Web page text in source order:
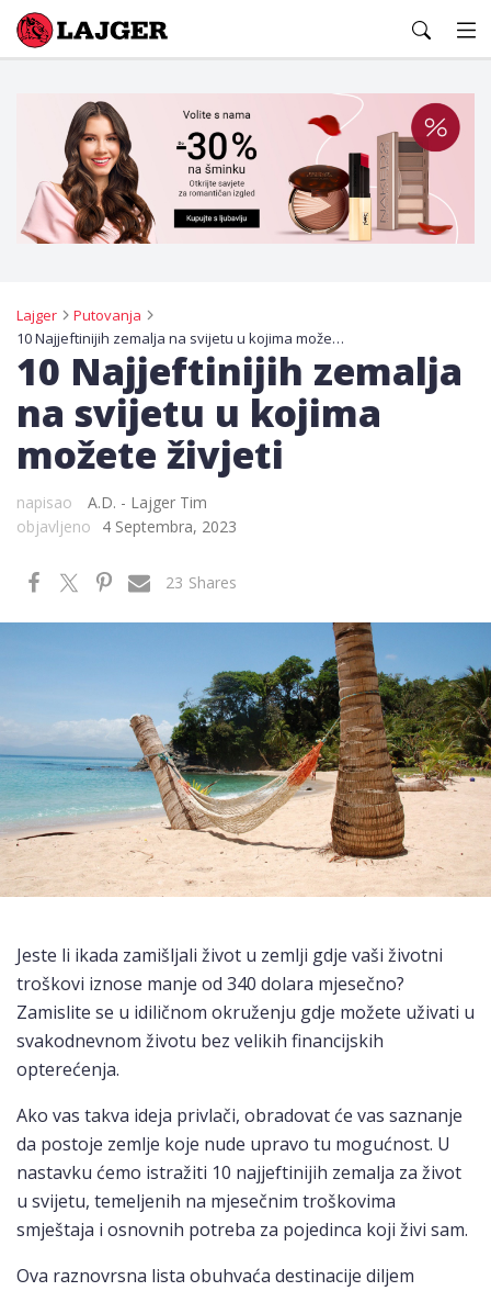
Lajger
Lajger
Putovanja
10 Najjeftinijih zemalja na svijetu u kojima možete živjeti
10 Najjeftinijih zemalja
na svijetu u kojima
možete živjeti
napisao
A.D. - Lajger Tim
objavljeno
4 Septembra, 2023
Shares
23
Jeste li ikada zamišljali život u zemlji gdje vaši životni
troškovi iznose manje od 340 dolara mjesečno?
Zamislite se u idiličnom okruženju gdje možete uživati u
svakodnevnom životu bez velikih financijskih
opterećenja.
Ako vas takva ideja privlači, obradovat će vas saznanje
da postoje zemlje koje nude upravo tu mogućnost. U
nastavku ćemo istražiti 10 najjeftinijih zemalja za život
u svijetu, temeljenih na mjesečnim troškovima
smještaja i osnovnih potreba za pojedinca koji živi sam.
Ova raznovrsna lista obuhvaća destinacije diljem